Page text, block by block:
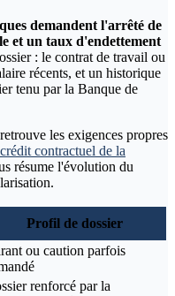
demandent l'arrêté de
et un taux d'endettement
: le contrat de travail ou
récents, et un historique
tenu par la Banque de
les exigences propres
contractuel de la
résume l'évolution du
Profil de dossier
ou caution parfois
renforcé par la